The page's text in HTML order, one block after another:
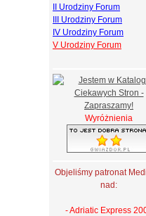
II Urodziny Forum
III Urodziny Forum
IV Urodziny Forum
V Urodziny Forum
Wyróżnienia
Objeliśmy patronat
nad:
- Adriatic Express